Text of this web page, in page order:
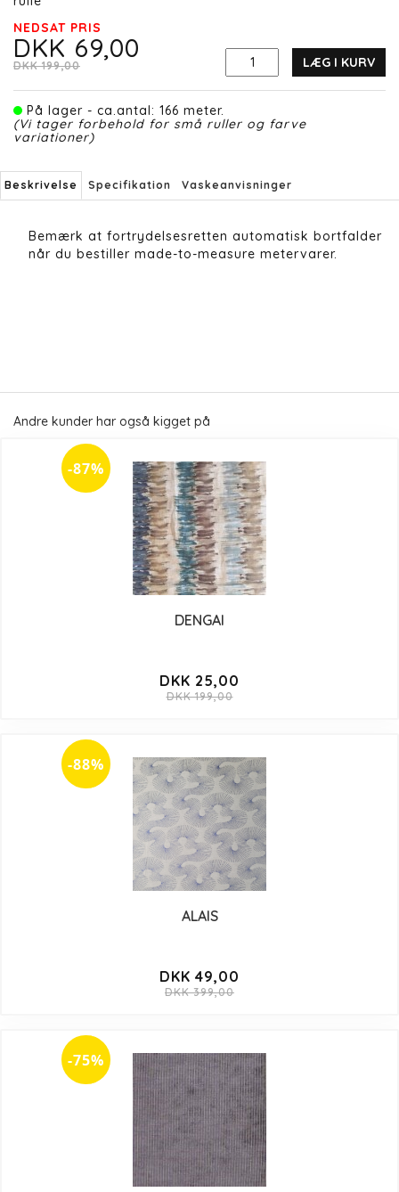
NEDSAT PRIS
DKK 69,00
DKK 199,00 LÆG I KURV
På lager - ca.antal: 166 meter.
(Vi tager forbehold for små ruller og farve
variationer)
Beskrivelse Specifikation Vaskeanvisninger
Bemærk at fortrydelsesretten automatisk bortfalder
når du bestiller made-to-measure metervarer.
Andre kunder har også kigget på
-87%
DENGAI
DKK 25,00
DKK 199,00
-88%
ALAIS
DKK 49,00
DKK 399,00
-75%